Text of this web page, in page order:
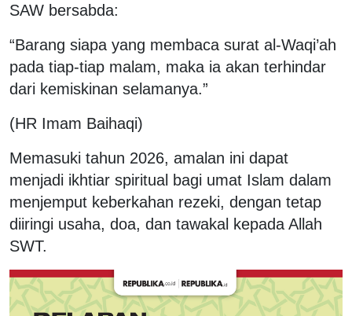
SAW bersabda:
“Barang siapa yang membaca surat al-Waqi’ah
pada tiap-tiap malam, maka ia akan terhindar
dari kemiskinan selamanya.”
(HR Imam Baihaqi)
Memasuki tahun 2026, amalan ini dapat
menjadi ikhtiar spiritual bagi umat Islam dalam
menjemput keberkahan rezeki, dengan tetap
diiringi usaha, doa, dan tawakal kepada Allah
SWT.